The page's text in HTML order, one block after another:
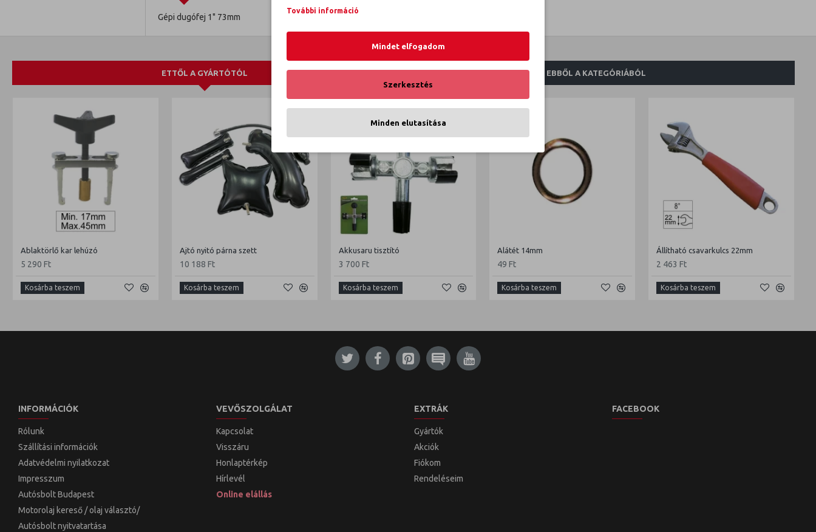
Gépi dugófej 1" 73mm
ETTŐL A GYÁRTÓTÓL EBBŐL A KATEGÓRIÁBÓL
Ablaktörlő kar lehúzó
5 290 Ft
Kosárba teszem
Ajtó nyitó párna szett
10 188 Ft
Kosárba teszem
Akkusaru tisztító
3 700 Ft
Kosárba teszem
Alátét 14mm
49 Ft
Kosárba teszem
Állítható csavarkulcs 22mm
2 463 Ft
Kosárba teszem
INFORMÁCIÓK
Rólunk
Szállítási információk
Adatvédelmi nyilatkozat
Impresszum
Autósbolt Budapest
Motorolaj kereső / olaj választó/
Autósbolt nyitvatartása
VEVŐSZOLGÁLAT
Kapcsolat
Visszáru
Honlaptérkép
Hírlevél
Online elállás
EXTRÁK
Gyártók
Akciók
Fiókom
Rendeléseim
FACEBOOK
További információ
Mindet elfogadom
Szerkesztés
Minden elutasítása